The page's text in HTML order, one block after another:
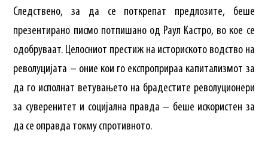
Следствено, за да се поткрепат предлозите, беше
презентирано писмо потпишано од Раул Кастро, во кое се
одобруваат. Целосниот престиж на историското водство на
револуцијата – оние кои го експроприраа капитализмот за
да го исполнат ветувањето на брадестите револуционери
за суверенитет и социјална правда – беше искористен за
да се оправда токму спротивното.